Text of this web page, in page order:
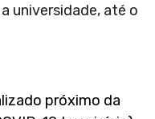
universidade, até o
próximo da